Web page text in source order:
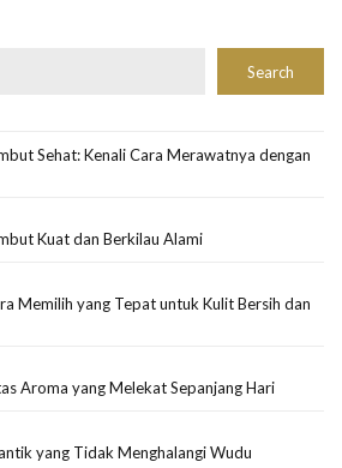
Search
Sehat: Kenali Cara Merawatnya dengan
Kuat dan Berkilau Alami
Memilih yang Tepat untuk Kulit Bersih dan
Aroma yang Melekat Sepanjang Hari
yang Tidak Menghalangi Wudu